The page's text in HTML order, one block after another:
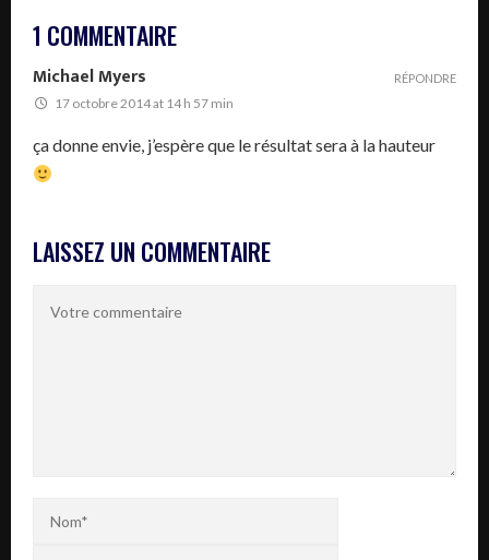
1 COMMENTAIRE
Michael Myers
17 octobre 2014 at 14 h 57 min
ça donne envie, j’espère que le résultat sera à la hauteur
RÉPONDRE
LAISSEZ UN COMMENTAIRE